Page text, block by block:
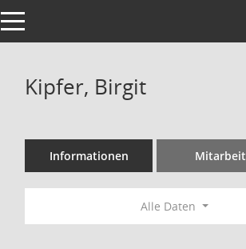
Toggle navigation
Kipfer, Birgit
Informationen Mitarbeit
Alle Daten